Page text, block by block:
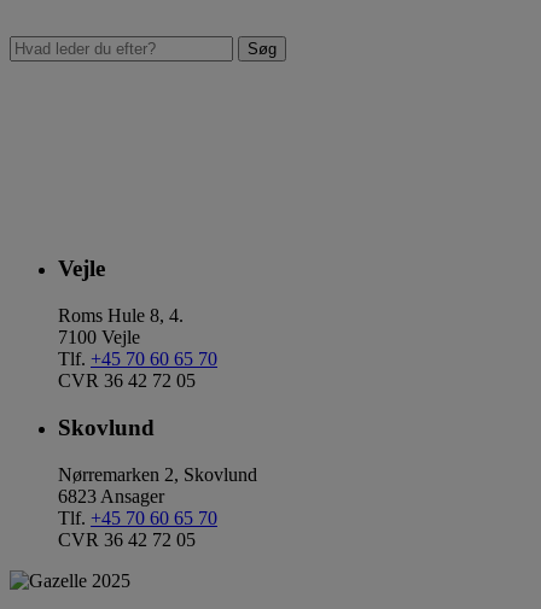
Vejle
Roms Hule 8, 4.
7100 Vejle
Tlf. +45 70 60 65 70
CVR 36 42 72 05
Skovlund
Nørremarken 2, Skovlund
6823 Ansager
Tlf. +45 70 60 65 70
CVR 36 42 72 05